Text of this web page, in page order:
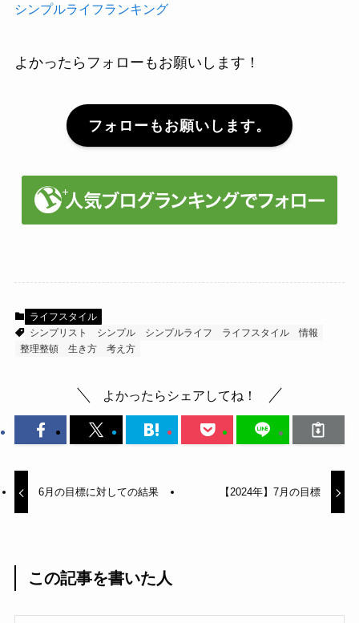
シンプルライフランキング
よかったらフォローもお願いします！
フォローもお願いします。
ライフスタイル
シンプリスト
シンプル シンプルライフ ライフスタイル
情報
整理整頓
生き方 考え方
よかったらシェアしてね！
6月の目標に対しての結果 【2024年】7月の目標
この記事を書いた人